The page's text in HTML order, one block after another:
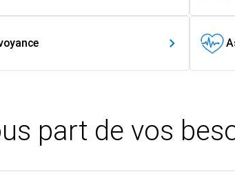
part de vos